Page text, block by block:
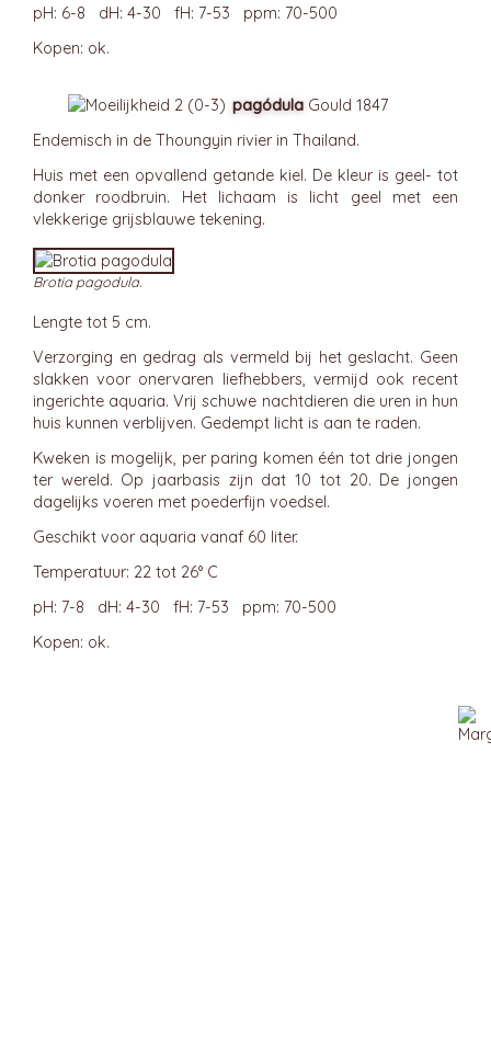
pH: 6-8 dH: 4-30 fH: 7-53 ppm: 70-500
Kopen: ok.
pagódula Gould 1847
Endemisch in de Thoungyin rivier in Thailand.
Huis met een opvallend getande kiel. De kleur is geel- tot
donker roodbruin. Het lichaam is licht geel met een
vlekkerige grijsblauwe tekening.
Brotia pagodula.
Lengte tot 5 cm.
Verzorging en gedrag als vermeld bij het geslacht. Geen
slakken voor onervaren liefhebbers, vermijd ook recent
ingerichte aquaria. Vrij schuwe nachtdieren die uren in hun
huis kunnen verblijven. Gedempt licht is aan te raden.
Kweken is mogelijk, per paring komen één tot drie jongen
ter wereld. Op jaarbasis zijn dat 10 tot 20. De jongen
dagelijks voeren met poederfijn voedsel.
Geschikt voor aquaria vanaf 60 liter.
Temperatuur: 22 tot 26° C
pH: 7-8 dH: 4-30 fH: 7-53 ppm: 70-500
Kopen: ok.